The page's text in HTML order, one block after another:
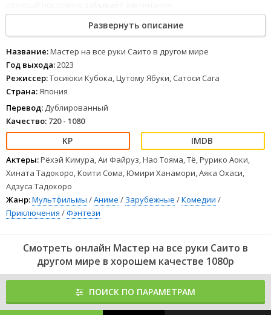
12345 678
Развернуть описание
Название:Мастер на все руки Саито в другом мире
Год выхода:2023
Режиссер:Тосиюки Кубока, Цутому Ябуки, Сатоси Сага
Страна:Япония
Перевод: Дублированный
Качество: 720 - 1080
Актеры:Рёхэй Кимура, Аи Файруз, Нао Тояма, Тё, Рурико Аоки,
Хината Тадокоро, Коити Сома, Юмири Ханамори, Аяка Охаси,
Адзуса Тадокоро
Жанр:Мультфильмы /Аниме / Зарубежные /Комедии /
Приключения /Фэнтези
Смотреть онлайн Мастер на все руки Саито в
другом мире в хорошем качестве 1080p
ПОИСК ПО ПАРАМЕТРАМ